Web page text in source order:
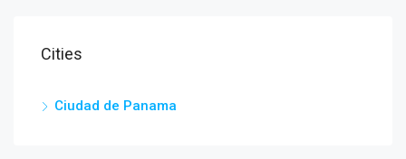
Cities
Ciudad de Panama